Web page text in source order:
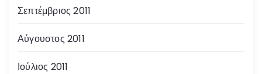
Σεπτέμβριος 2011
Αύγουστος 2011
Ιούλιος 2011